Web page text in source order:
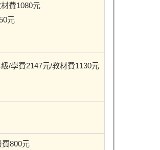
費1080元
元
/學費2147元/教材費1130元
800元